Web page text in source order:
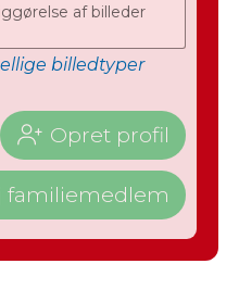
af billeder
billedtyper
Opret profil
familiemedlem